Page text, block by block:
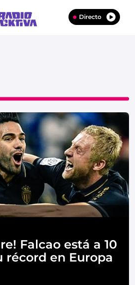
Directo
Falcao está a 10
récord en Europa